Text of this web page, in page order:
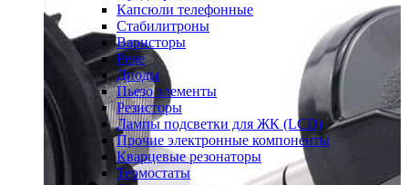
Капсюли телефонные
Стабилитроны
Варисторы
Реле
Диоды
Пьезо элементы
Резисторы
Лампы подсветки для ЖК (LCD)
Прочие электронные компоненты
Кварцевые резонаторы
Термостаты